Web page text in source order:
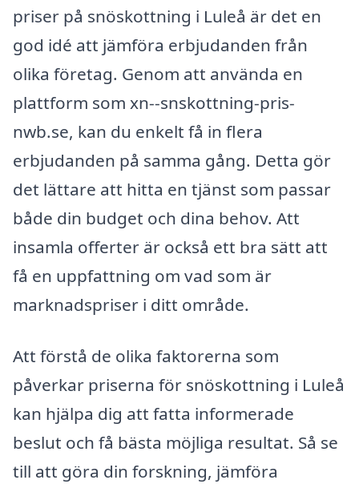
priser på snöskottning i Luleå är det en
god idé att jämföra erbjudanden från
olika företag. Genom att använda en
plattform som xn--snskottning-pris-
nwb.se, kan du enkelt få in flera
erbjudanden på samma gång. Detta gör
det lättare att hitta en tjänst som passar
både din budget och dina behov. Att
insamla offerter är också ett bra sätt att
få en uppfattning om vad som är
marknadspriser i ditt område.
Att förstå de olika faktorerna som
påverkar priserna för snöskottning i Luleå
kan hjälpa dig att fatta informerade
beslut och få bästa möjliga resultat. Så se
till att göra din forskning, jämföra